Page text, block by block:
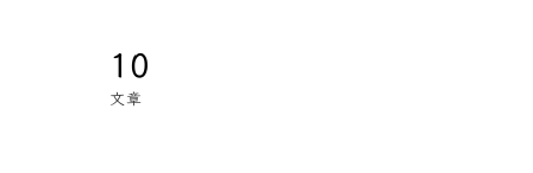
10
文章